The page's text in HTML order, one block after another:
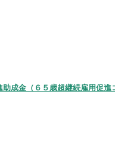
成金（６５歳超継続雇用促進